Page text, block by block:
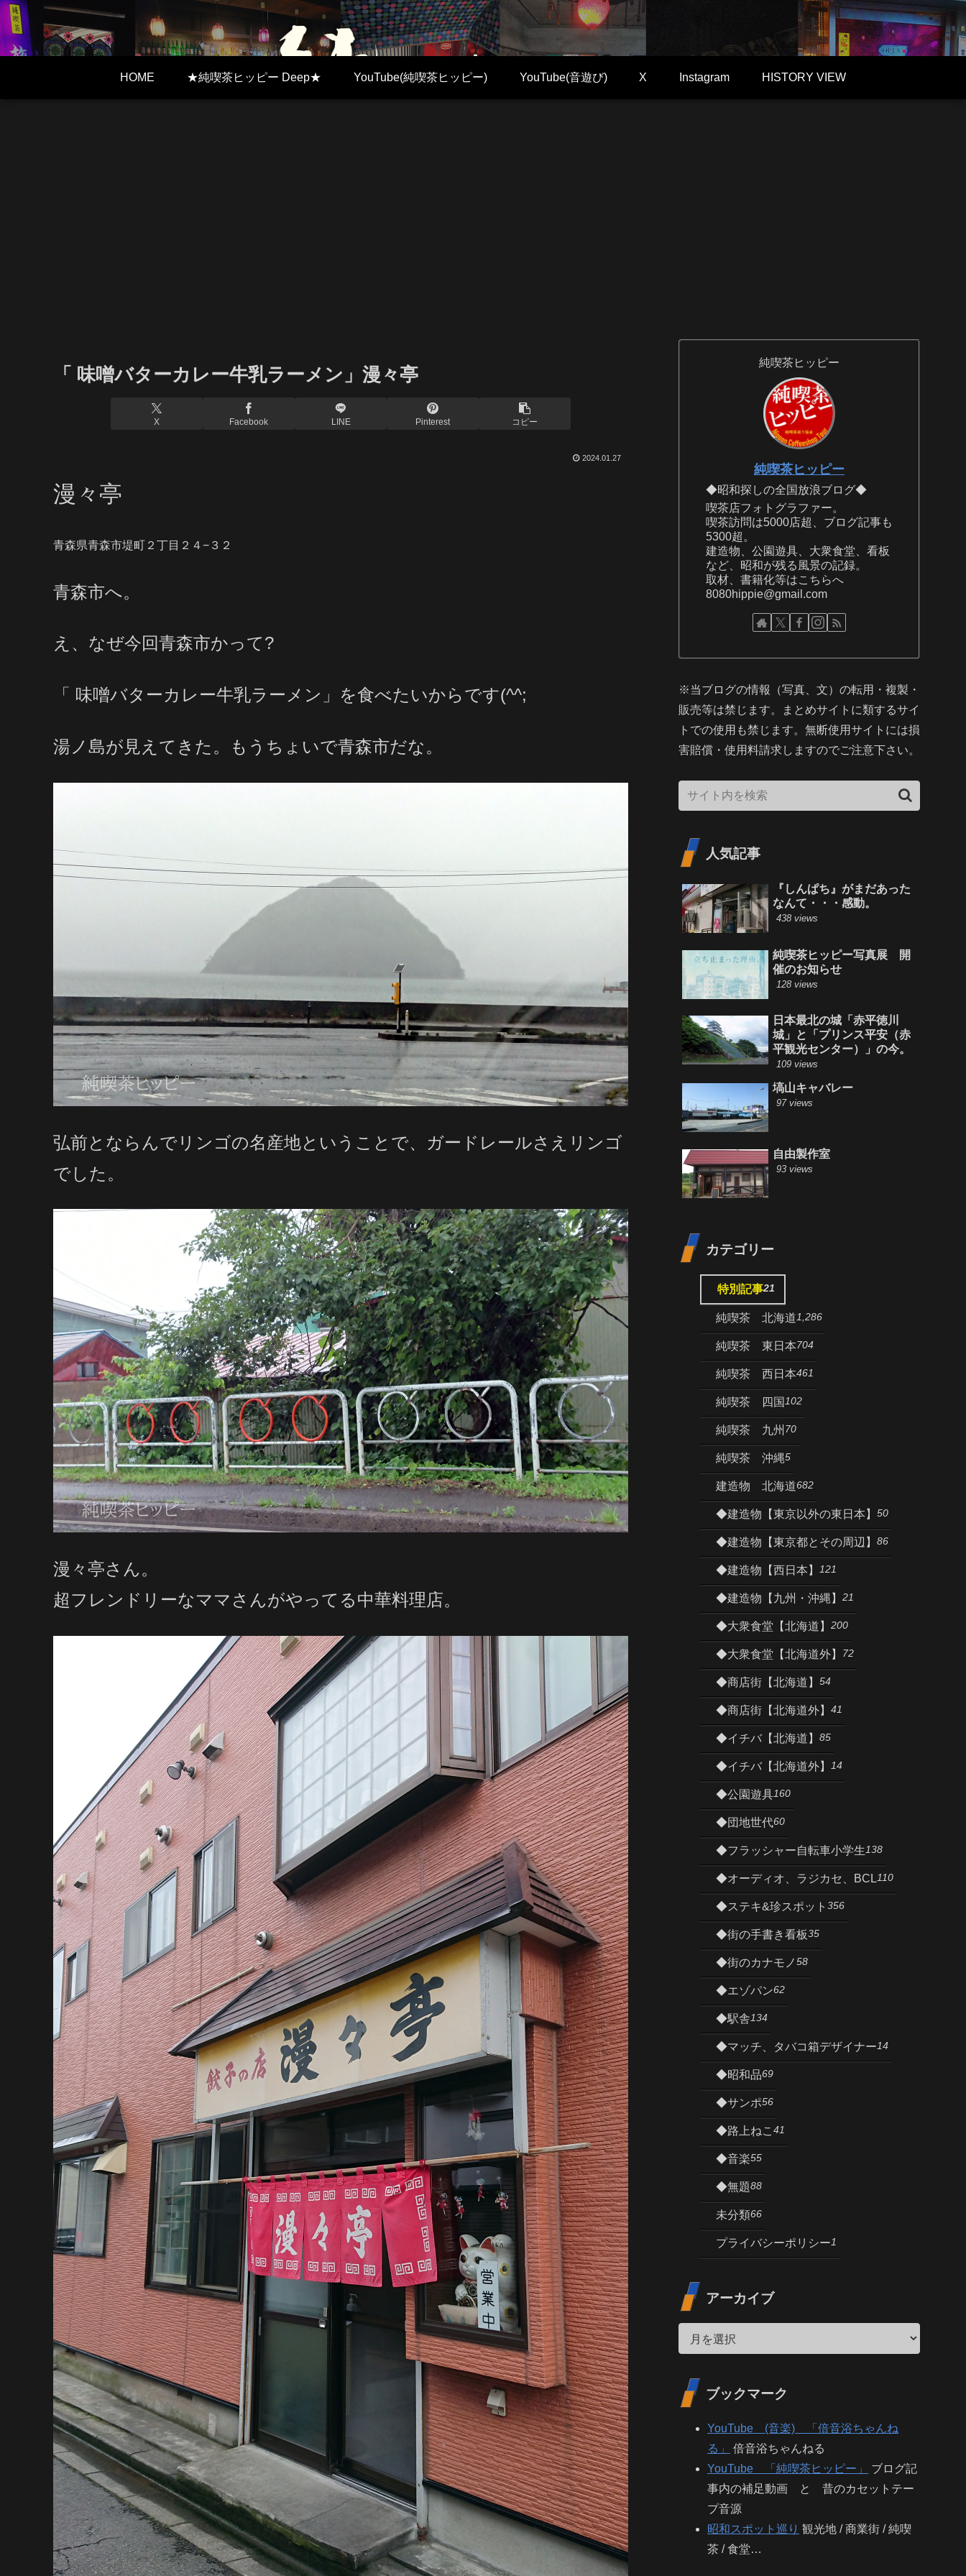
HOME ★純喫茶ヒッピー Deep★ YouTube(純喫茶ヒッピー) YouTube(音遊び) X Instagram HISTORY VIEW
「 味噌バターカレー牛乳ラーメン」漫々亭
X Facebook LINE Pinterest コピー
2024.01.27
漫々亭
青森県青森市堤町２丁目２４−３２
青森市へ。
え、なぜ今回青森市かって?
「 味噌バターカレー牛乳ラーメン」を食べたいからです(^^;
湯ノ島が見えてきた。もうちょいで青森市だな。
弘前とならんでリンゴの名産地ということで、ガードレールさえリンゴ
でした。
漫々亭さん。
超フレンドリーなママさんがやってる中華料理店。
純喫茶ヒッピー
純喫茶ヒッピー
◆昭和探しの全国放浪ブログ◆
喫茶店フォトグラファー。
喫茶訪問は5000店超、ブログ記事も
5300超。
建造物、公園遊具、大衆食堂、看板
など、昭和が残る風景の記録。
取材、書籍化等はこちらへ
8080hippie@gmail.com
※当ブログの情報（写真、文）の転用・複製・
販売等は禁じます。まとめサイトに類するサイ
トでの使用も禁じます。無断使用サイトには損
害賠償・使用料請求しますのでご注意下さい。
人気記事
『しんぱち』がまだあった
なんて・・・感動。
438 views
純喫茶ヒッピー写真展 開
催のお知らせ
128 views
日本最北の城「赤平徳川
城」と「プリンス平安（赤
平観光センター）」の今。
109 views
塙山キャバレー
97 views
自由製作室
93 views
カテゴリー
特別記事21
純喫茶 北海道1,286
純喫茶 東日本704
純喫茶 西日本461
純喫茶 四国 102
純喫茶 九州 70
純喫茶 沖縄5
建造物 北海道682
◆建造物【東京以外の東日本】 50
◆建造物【東京都とその周辺】 86
◆建造物【西日本】 121
◆建造物【九州・沖縄】 21
◆大衆食堂【北海道】 200
◆大衆食堂【北海道外】 72
◆商店街【北海道】 54
◆商店街【北海道外】 41
◆イチバ【北海道】 85
◆イチバ【北海道外】 14
◆公園遊具160
◆団地世代60
◆フラッシャー自転車小学生138
◆オーディオ、ラジカセ、BCL110
◆ステキ&珍スポット 356
◆街の手書き看板35
◆街のカナモノ58
◆エゾパン62
◆駅舎134
◆マッチ、タバコ箱デザイナー14
◆昭和品69
◆サンポ56
◆路上ねこ 41
◆音楽55
◆無題88
未分類66
プライバシーポリシー1
アーカイブ
ブックマーク
YouTube (音楽) 「倍音浴ちゃんね
る」
倍音浴ちゃんねる
YouTube 「純喫茶ヒッピー」
ブログ記
事内の補足動画 と 昔のカセットテー
プ音源
昭和スポット巡り 観光地 / 商業街 / 純喫
茶 / 食堂…